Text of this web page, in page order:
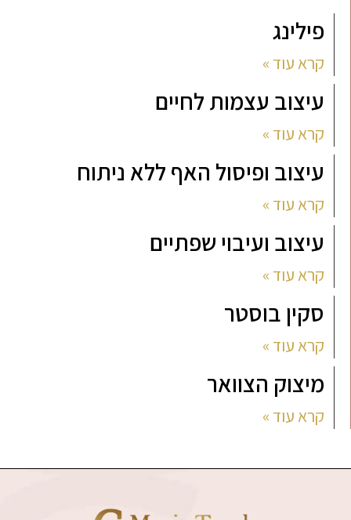
פילינג
קרא עוד »
עיצוב עצמות לחיים
קרא עוד »
עיצוב ופיסול האף ללא ניתוח
קרא עוד »
עיצוב ועיבוי שפתיים
קרא עוד »
סקין בוסטר
קרא עוד »
מיצוק הצוואר
קרא עוד »